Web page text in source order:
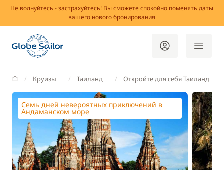
Не волнуйтесь - застрахуйтесь! Вы сможете спокойно поменять даты
вашего нового бронирования
GlobeSailor
Круизы Таиланд Откройте для себя Таиланд
Семь дней невероятных приключений в
Андаманском море